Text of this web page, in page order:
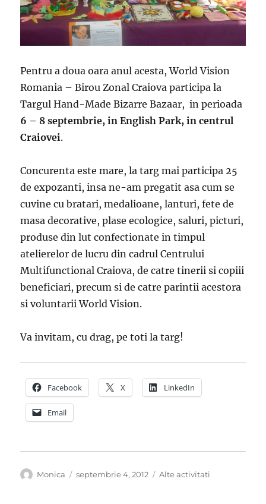
Pentru a doua oara anul acesta, World Vision
Romania – Birou Zonal Craiova participa la
Targul Hand-Made Bizarre Bazaar, in perioada
6 – 8 septembrie, in English Park, in centrul
Craiovei.
Concurenta este mare, la targ mai participa 25
de expozanti, insa ne-am pregatit asa cum se
cuvine cu bratari, medalioane, lanturi, fete de
masa decorative, plase ecologice, saluri, picturi,
produse din lut confectionate in timpul
atelierelor de lucru din cadrul Centrului
Multifunctional Craiova, de catre tinerii si copiii
beneficiari, precum si de catre parintii acestora
si voluntarii World Vision.
Va invitam, cu drag, pe toti la targ!
Facebook X LinkedIn
Email
Autor
Monica
Publicat
septembrie 4, 2012 Categorii
Alte activitati